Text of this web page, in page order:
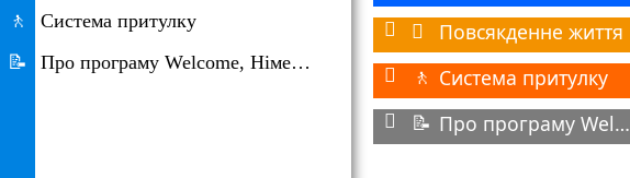
🚶
Система притулку
📝
Про програму Welcome, Німеччина
 Повсякденне життя
🚶 Система притулку
📝 Про програму Welcome, Німеччина